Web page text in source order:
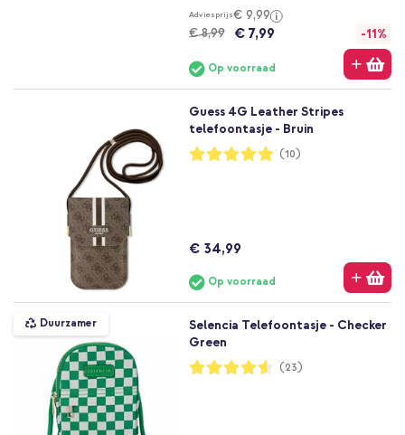
Adviesprijs€ 9,99
€ 8,99
€ 7,99 -11%
Op voorraad
Guess 4G Leather Stripes
telefoontasje - Bruin
Waardering:
100%
(10)
€ 34,99
Op voorraad
Duurzamer
Selencia Telefoontasje - Checker
Green
Waardering:
91%
(23)